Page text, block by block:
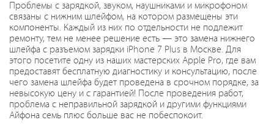
Проблемы с зарядкой, звуком, наушниками и микрофоном
связаны с нижним шлейфом, на котором размещены эти
компоненты. Каждый из них по отдельности не подлежит
ремонту, тем не менее решение есть — это замена нижнего
шлейфа с разъемом зарядки iPhone 7 Plus в Москве. Для
этого посетите одну из наших мастерских Apple Pro, где вам
предоставят бесплатную диагностику и консультацию, после
чего замена шлейфа будет проведена в срочном порядке, за
невысокую цену и с гарантией! После проведения работ,
проблема с неправильной зарядкой и другими функциями
Айфона семь плюс больше вас не побеспокоит.